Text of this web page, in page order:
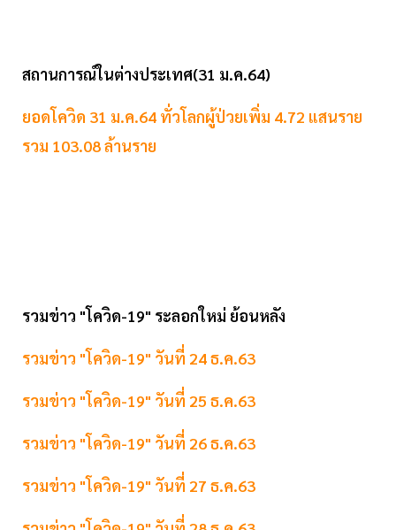
สถานการณ์ในต่างประเทศ(31 ม.ค.64)
ยอดโควิด 31 ม.ค.64 ทั่วโลกผู้ป่วยเพิ่ม 4.72 แสนราย
รวม 103.08 ล้านราย
รวมข่าว "โควิด-19" ระลอกใหม่ ย้อนหลัง
รวมข่าว "โควิด-19" วันที่ 24 ธ.ค.63
รวมข่าว "โควิด-19" วันที่ 25 ธ.ค.63
รวมข่าว "โควิด-19" วันที่ 26 ธ.ค.63
รวมข่าว "โควิด-19" วันที่ 27 ธ.ค.63